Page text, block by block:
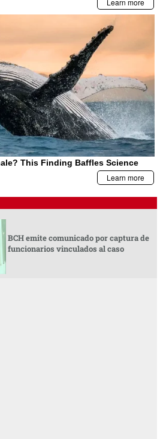
BCH emite comunicado por captura de
funcionarios vinculados al caso